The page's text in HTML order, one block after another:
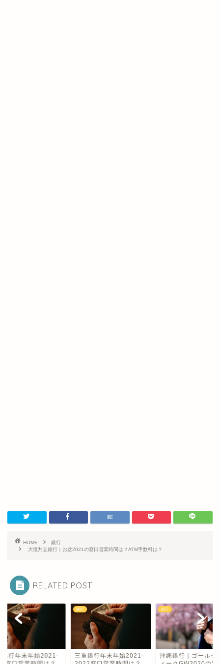
HOME
銀行
大垣共立銀行｜お盆2021の窓口営業時間は？ATM手数料は？
RELATED POST
銀行年末年始2021-
銀行
三重銀行年末年始2021-
銀行
沖縄銀行｜ゴールデ